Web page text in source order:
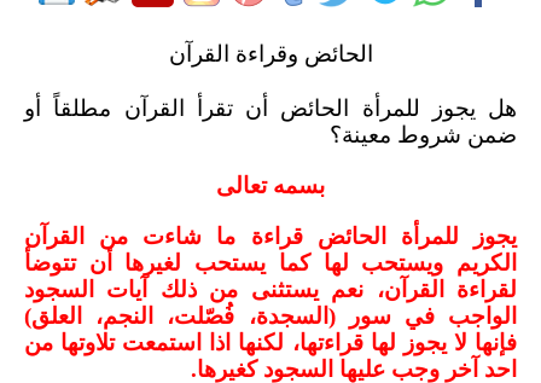
الحائض وقراءة القرآن
هل يجوز للمرأة الحائض أن تقرأ القرآن مطلقاً أو
ضمن شروط معينة؟
بسمه تعالى
يجوز للمرأة الحائض قراءة ما شاءت من القرآن
الكريم ويستحب لها كما يستحب لغيرها أن تتوضأ
لقراءة القرآن، نعم يستثنى من ذلك آیات السجود
الواجب في سور (السجدة، فُصّلت، النجم، العلق)
فإنها لا يجوز لها قراءتها، لكنها اذا استمعت تلاوتها من
احد آخر وجب عليها السجود كغيرها.